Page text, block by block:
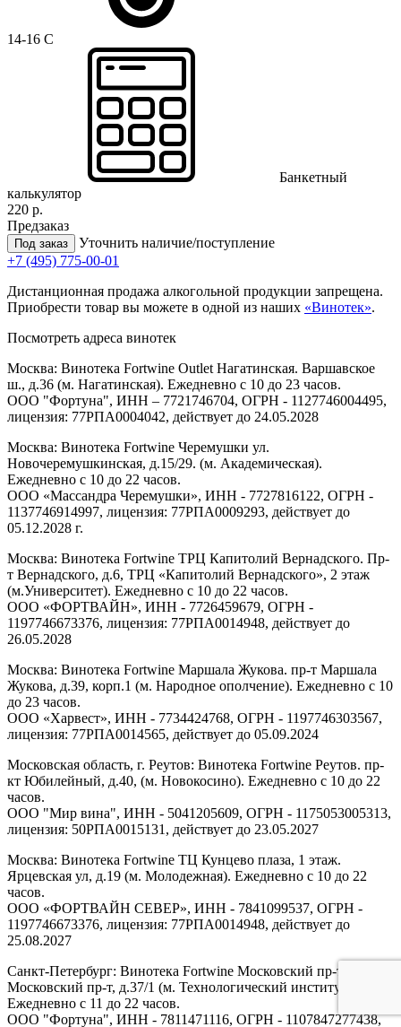
14-16 C
Банкетный
калькулятор
220 р.
Предзаказ
Под заказ
Уточнить наличие/поступление
+7 (495) 775-00-01
Дистанционная продажа алкогольной продукции запрещена.
Приобрести товар вы можете в одной из наших «Винотек».
Посмотреть адреса винотек
Москва: Винотека Fortwine Outlet Нагатинская. Варшавское
ш., д.36 (м. Нагатинская). Ежедневно с 10 до 23 часов.
ООО "Фортуна", ИНН – 7721746704, ОГРН - 1127746004495,
лицензия: 77РПА0004042, действует до 24.05.2028
Москва: Винотека Fortwine Черемушки ул.
Новочеремушкинская, д.15/29. (м. Академическая).
Ежедневно с 10 до 22 часов.
ООО «Массандра Черемушки», ИНН - 7727816122, ОГРН -
1137746914997, лицензия: 77РПА0009293, действует до
05.12.2028 г.
Москва: Винотека Fortwine ТРЦ Капитолий Вернадского. Пр-
т Вернадского, д.6, ТРЦ «Капитолий Вернадского», 2 этаж
(м.Университет). Ежедневно с 10 до 22 часов.
ООО «ФОРТВАЙН», ИНН - 7726459679, ОГРН -
1197746673376, лицензия: 77РПА0014948, действует до
26.05.2028
Москва: Винотека Fortwine Маршала Жукова. пр-т Маршала
Жукова, д.39, корп.1 (м. Народное ополчение). Ежедневно с 10
до 23 часов.
ООО «Харвест», ИНН - 7734424768, ОГРН - 1197746303567,
лицензия: 77РПА0014565, действует до 05.09.2024
Московская область, г. Реутов: Винотека Fortwine Реутов. пр-
кт Юбилейный, д.40, (м. Новокосино). Ежедневно с 10 до 22
часов.
ООО "Мир вина", ИНН - 5041205609, ОГРН - 1175053005313,
лицензия: 50РПА0015131, действует до 23.05.2027
Москва: Винотека Fortwine ТЦ Кунцево плаза, 1 этаж.
Ярцевская ул, д.19 (м. Молодежная). Ежедневно с 10 до 22
часов.
ООО «ФОРТВАЙН СЕВЕР», ИНН - 7841099537, ОГРН -
1197746673376, лицензия: 77РПА0014948, действует до
25.08.2027
Санкт-Петербург: Винотека Fortwine Московский пр-т.
Московский пр-т, д.37/1 (м. Технологический институт).
Ежедневно с 11 до 22 часов.
ООО "Фортуна", ИНН - 7811471116, ОГРН - 1107847277438,